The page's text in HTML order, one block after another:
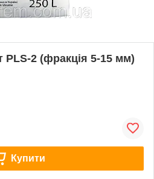
2 (фракція 5-15 мм)
Купити